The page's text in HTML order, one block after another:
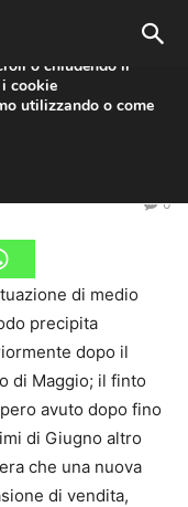
Jpy
0
di medio
precipita
dopo il
di Maggio; il finto
avuto dopo fino
di Giugno altro
che una nuova
di vendita,
esperienza sul nostro
o chiudendo il
cookie
utilizzando o come